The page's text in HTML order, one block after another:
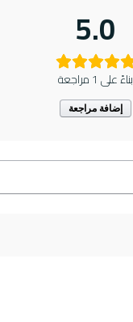
5.0
بناءً على 1 مراجعة
إضافة مراجعة